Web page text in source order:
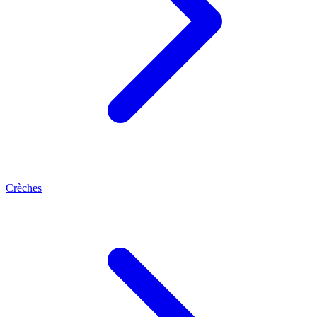
Crèches